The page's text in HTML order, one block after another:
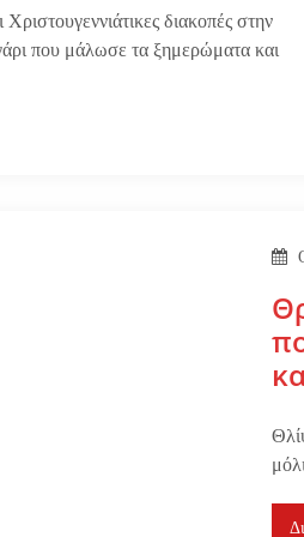
διακοπές στην
που μάλωσε τα ξημερώματα και